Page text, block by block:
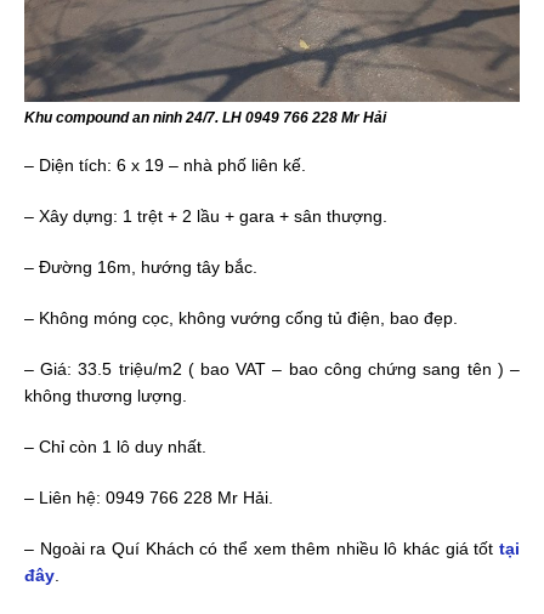
Khu compound an ninh 24/7. LH 0949 766 228 Mr Hải
– Diện tích: 6 x 19 – nhà phố liên kế.
– Xây dựng: 1 trệt + 2 lầu + gara + sân thượng.
– Đường 16m, hướng tây bắc.
– Không móng cọc, không vướng cống tủ điện, bao đẹp.
– Giá: 33.5 triệu/m2 ( bao VAT – bao công chứng sang tên ) –
không thương lượng.
– Chỉ còn 1 lô duy nhất.
– Liên hệ: 0949 766 228 Mr Hải.
– Ngoài ra Quí Khách có thể xem thêm nhiều lô khác giá tốt tại
đây